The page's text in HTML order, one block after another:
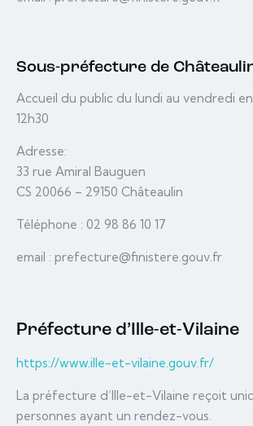
Sous-préfecture de
Accueil du public du lundi au vendredi
12h30
Adresse:
33 rue Amiral Bauguen
CS 20066 – 29150 Châteaulin
Téléphone : 02 98 86 10 17
email : prefecture@finistere.gouv.fr
Préfecture d’Ille-et-Vilaine
https://www.ille-et-vilaine.gouv.fr/
La préfecture d’Ille-et-Vilaine reçoit
personnes ayant un rendez-vous.